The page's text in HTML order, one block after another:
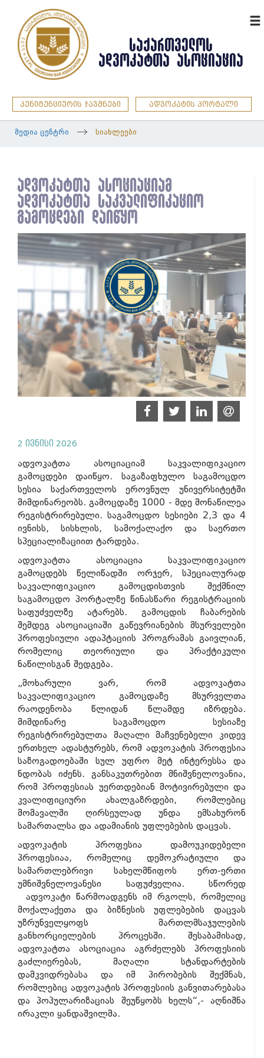
ᲡᲐᲥᲐᲠᲗᲕᲔᲚᲝᲡ
ᲐᲓᲕᲝᲙᲐᲢᲗᲐ ᲐᲡᲝᲪᲘᲐᲪᲘᲐ
პენიტენციურის ჯავშნები ადვოკატის პორტალი
მედია ცენტრი სიახლეები
ადვოკატთა ასოციაციამ
ადვოკატთა საკვალიფიკაციო
გამოცდები დაიწყო
2 ივნისი 2026
ადვოკატთა ასოციაციამ საკვალიფიკაციო
გამოცდები დაიწყო. საგაზაფხულო საგამოცდო
სესია საქართველოს ეროვნულ უნივერსიტეტში
მიმდინარეობს. გამოცდაზე 1000 - მდე მონაწილეა
რეგისტრირებული. საგამოცდო სესიები 2,3 და 4
ივნისს, სისხლის, სამოქალაქო და საერთო
სპეციალიზაციით ტარდება.
ადვოკატთა ასოციაცია საკვალიფიკაციო
გამოცდებს წელიწადში ორჯერ, სპეციალურად
საკვალიფიკაციო გამოცდისთვის შექმნილ
საგამოცდო პორტალზე წინასწარი რეგისტრაციის
საფუძველზე ატარებს. გამოცდის ჩაბარების
შემდეგ ასოციაციაში გაწევრიანების მსურველები
პროფესიული ადაპტაციის პროგრამას გაივლიან,
რომელიც თეორიული და პრაქტიკული
ნაწილისგან შედგება.
„მოხარული ვარ, რომ ადვოკატთა
საკვალიფიკაციო გამოცდაზე მსურველთა
რაოდენობა წლიდან წლამდე იზრდება.
მიმდინარე საგამოცდო სესიაზე
რეგისტრირებულთა მაღალი მაჩვენებელი კიდევ
ერთხელ ადასტურებს, რომ ადვოკატის პროფესია
საზოგადოებაში სულ უფრო მეტ ინტერესსა და
ნდობას იძენს. განსაკუთრებით მნიშვნელოვანია,
რომ პროფესიას უერთდებიან მოტივირებული და
კვალიფიციური ახალგაზრდები, რომლებიც
მომავალში ღირსეულად უნდა ემსახურონ
სამართალსა და ადამიანის უფლებების დაცვას.
ადვოკატის პროფესია დამოუკიდებელი
პროფესიაა, რომელიც დემოკრატიული და
სამართლებრივი სახელმწიფოს ერთ-ერთი
უმნიშვნელოვანესი საფუძველია. სწორედ
ადვოკატი წარმოადგენს იმ რგოლს, რომელიც
მოქალაქეთა და ბიზნესის უფლებების დაცვას
უზრუნველყოფს მართლმსაჯულების
განხორციელების პროცესში. შესაბამისად,
ადვოკატთა ასოციაცია აგრძელებს პროფესიის
გაძლიერებას, მაღალი სტანდარტების
დამკვიდრებასა და იმ პირობების შექმნას,
რომლებიც ადვოკატის პროფესიის განვითარებასა
და პოპულარიზაციას შეუწყობს ხელს“,- აღნიშნა
ირაკლი ყანდაშვილმა.